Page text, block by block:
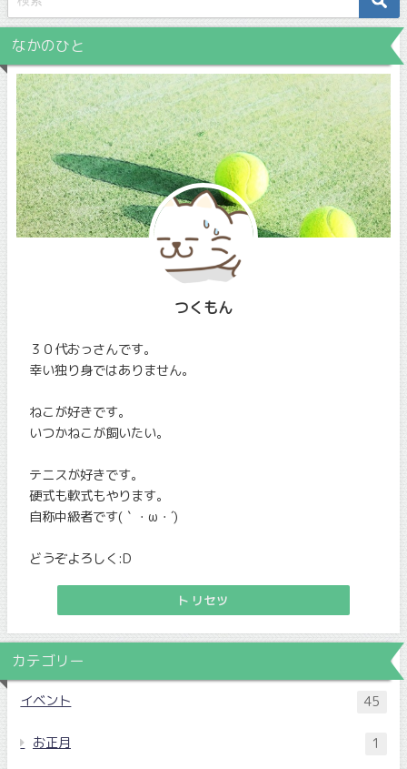
なかのひと
つくもん
３０代おっさんです。
幸い独り身ではありません。
ねこが好きです。
いつかねこが飼いたい。
テニスが好きです。
硬式も軟式もやります。
自称中級者です(｀・ω・´)
どうぞよろしく:D
トリセツ
カテゴリー
イベント 45
お正月 1